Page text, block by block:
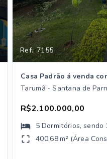
Ref.: 7155
Casa Padrão á venda
Tarumã - Santana de
R$2.100.000,00
5 Dormitórios, sendo
400,68 m² (Área